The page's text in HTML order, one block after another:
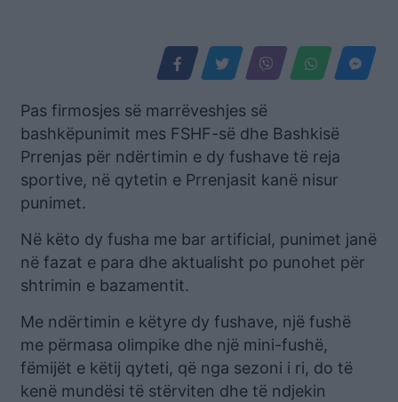
Pas firmosjes së marrëveshjes së
bashkëpunimit mes FSHF-së dhe Bashkisë
Prrenjas për ndërtimin e dy fushave të reja
sportive, në qytetin e Prrenjasit kanë nisur
punimet.
Në këto dy fusha me bar artificial, punimet janë
në fazat e para dhe aktualisht po punohet për
shtrimin e bazamentit.
Me ndërtimin e këtyre dy fushave, një fushë
me përmasa olimpike dhe një mini-fushë,
fëmijët e këtij qyteti, që nga sezoni i ri, do të
kenë mundësi të stërviten dhe të ndjekin